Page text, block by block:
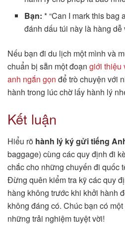
Bạn: * “Can I mark this bag
đánh dấu túi này là hàng dễ
Nếu bạn đi du lịch một mình và
chuẩn bị sẵn một đoạn giới thiệu
anh ngắn gọn để trò chuyện với
hành trong lúc chờ lấy hành lý
Kết luận
Hiểu rõ hành lý ký gửi tiếng
baggage) cùng các quy định đi
chắc cho những chuyến đi quốc
Đừng quên kiểm tra kỹ các quy
hàng không trước khi khởi hành
không đáng có. Chúc bạn có
những trải nghiệm tuyệt vời!